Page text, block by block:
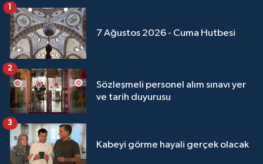
7 Ağustos 2026 - Cuma Hutbesi
1
Sözleşmeli personel alım sınavı yer
ve tarih duyurusu
2
Kabeyi görme hayali gerçek olacak
3